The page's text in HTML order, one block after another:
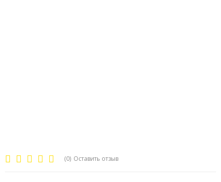
(0) Оставить отзыв